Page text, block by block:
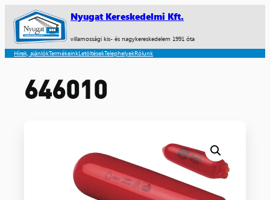
Nyugat Kereskedelmi Kft.
villamossági kis- és nagykereskedelem 1991 óta
Hírek, ajánlókTermékeinkLetöltésekTelephelyekRólunk
646010